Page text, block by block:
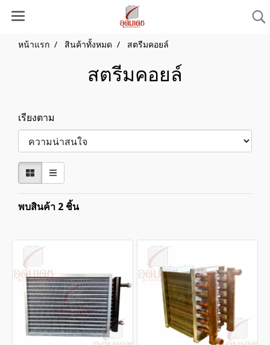
หน้าแรก สินค้าทั้งหมด สตรีมคอยล์
สตรีมคอยล์
เรียงตาม
พบสินค้า 2 ชิ้น